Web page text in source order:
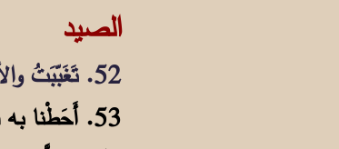
الصيد
52. تَغَبّبَتُ والأصحابَ نصــطادُ قُبْقُباً ومِـقرافُه كـالـــسيفِ جُرِّدَ للـقتلِ
53. أَحَطْنا به في الليلِ من كلِّ جانبٍ وعُدَّتُنا رُمـحٌ ونـورٌ مـن (البُجْلي)